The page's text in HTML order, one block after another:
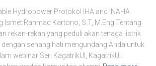
Hydropower Protokol IHA and INAHA
Ismet Rahmad Kartono, S.T, M.Eng Tentang
rekan-rekan yang peduli akan tenaga listrik
dengan senang hati mengundang Anda untuk
webinar Seri KagatrikUI, KagatrikUI